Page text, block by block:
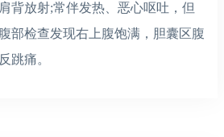
背放射;常伴发热、恶心呕吐，但
部检查发现右上腹饱满，胆囊区腹
跳痛。